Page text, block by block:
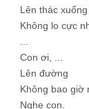
Lên thác
Không lo cực
Con ơi, ...
Lên đường
Không bao giờ
Nghe con.